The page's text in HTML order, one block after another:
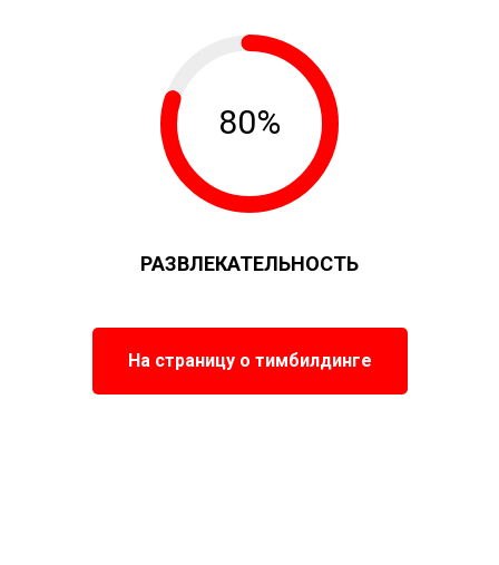
80%
РАЗВЛЕКАТЕЛЬНОСТЬ
На страницу о тимбилдинге